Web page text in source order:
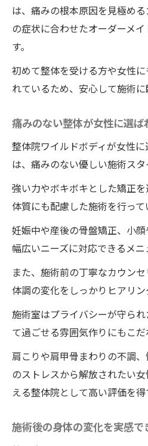
は、痛みの根本原因を見極め
の症状に合わせたオーダーメ
す。
初めて整体を受ける方や女性
れているため、安心して施術に
痛みのない整体が女性に選ば
整体院ワイルドボディが女性
は、痛みのない優しい施術スタ
強い力やボキボキとした矯正
体質にも配慮した施術を行って
妊娠中や産後の骨盤矯正、小
幅広いニーズに対応できるメニ
また、施術前の丁寧なカウンセ
体調の変化をしっかりヒアリン
施術室はプライバシーが守ら
て過ごせる雰囲気作りにもこだ
肩こりや肩甲骨まわりの不調
のストレスから解放されたい
える整体院として高い評価を得
施術後の身体の変化を実感で